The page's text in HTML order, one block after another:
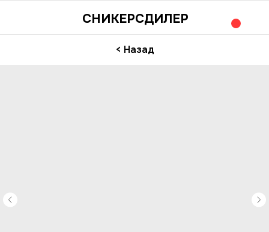
СНИКЕРСДИЛЕР
< Назад